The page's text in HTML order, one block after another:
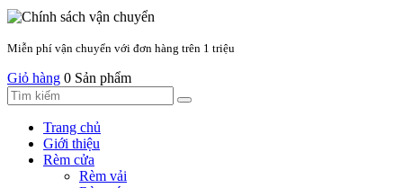
Miễn phí vận chuyển với đơn hàng trên 1 triệu
Giỏ hàng 0 Sản phẩm
Trang chủ
Giới thiệu
Rèm cửa
Rèm vải